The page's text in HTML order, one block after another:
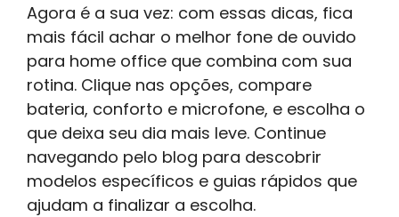
Agora é a sua vez: com essas dicas, fica
mais fácil achar o melhor fone de ouvido
para home office que combina com sua
rotina. Clique nas opções, compare
bateria, conforto e microfone, e escolha o
que deixa seu dia mais leve. Continue
navegando pelo blog para descobrir
modelos específicos e guias rápidos que
ajudam a finalizar a escolha.